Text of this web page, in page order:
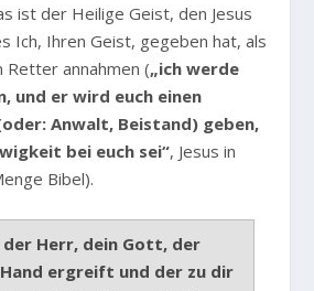
ist der Heilige Geist, den Jesus
Ich, Ihren Geist, gegeben hat, als
Retter annahmen („ich werde
und er wird euch einen
Anwalt, Beistand) geben,
bei euch sei“, Jesus in
Bibel).
der Herr, dein Gott, der
ergreift und der zu dir